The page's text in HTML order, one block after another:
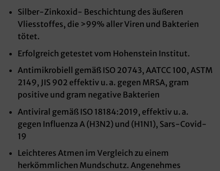
Silber-Zinkoxid- Beschichtung des äußeren
Vliesstoffes, die >99% aller Viren und Bakterien
tötet.
Erfolgreich getestet vom Hohenstein Institut.
Antimikrobiell gemäß ISO 20743, AATCC 100, ASTM
2149, JIS 902 effektiv u. a. gegen MRSA, gram
positive und gram negative Bakterien
Antiviral gemäß ISO 18184:2019, effektiv u. a.
gegen Influenza A (H3N2) und (H1N1), Sars-Covid-
19
Leichteres Atmen im Vergleich zu einem
herkömmlichen Mundschutz. Angenehmes